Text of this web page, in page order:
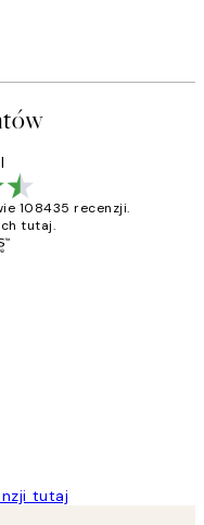
108435 recenzji.
tutaj.
tutaj